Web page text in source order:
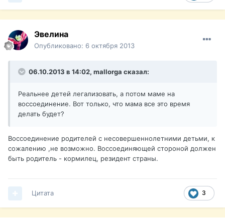
Эвелина
Опубликовано: 6 октября 2013
06.10.2013 в 14:02, mallorga сказал:
Реальнее детей легализовать, а потом маме на
воссоединение. Вот только, что мама все это время
делать будет?
Воссоединение родителей с несовершеннолетними детьми, к
сожалению ,не возможно. Воссоединяющей стороной должен
быть родитель - кормилец, резидент страны.
3
Цитата